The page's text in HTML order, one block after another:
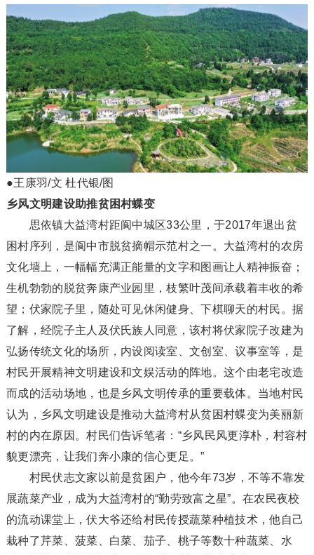
●王康羽/文 杜代银/图
乡风文明建设助推贫困村蝶变
思依镇大益湾村距阆中城区33公里，于2017年退出贫
困村序列，是阆中市脱贫摘帽示范村之一。大益湾村的农房
文化墙上，一幅幅充满正能量的文字和图画让人精神振奋；
生机勃勃的脱贫奔康产业园里，枝繁叶茂间承载着丰收的希
望；伏家院子里，随处可见休闲健身、下棋聊天的村民。据
了解，经院子主人及伏氏族人同意，该村将伏家院子改建为
弘扬传统文化的场所，内设阅读室、文创室、议事室等，是
村民开展精神文明建设和文娱活动的阵地。这个由老宅改造
而成的活动场地，也是乡风文明传承的重要载体。当地村民
认为，乡风文明建设是推动大益湾村从贫困村蝶变为美丽新
村的内在原因。村民们告诉笔者：“乡风民风更淳朴，村容村
貌更漂亮，让我们奔小康的信心更足。”
村民伏志文家以前是贫困户，他今年73岁，不等不靠发
展蔬菜产业，成为大益湾村的“勤劳致富之星”。在农民夜校
的流动课堂上，伏大爷还给村民传授蔬菜种植技术，他自己
栽种了芹菜、菠菜、白菜、茄子、桃子等数十种蔬菜、水